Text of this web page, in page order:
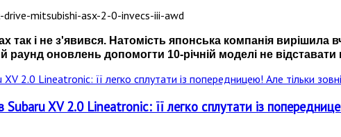
і не з'явився. Натомість японська компанія вирішила
оновлень допомогти 10-річній моделі не відставати
XV 2.0 Lineatronic: її легко сплутати із